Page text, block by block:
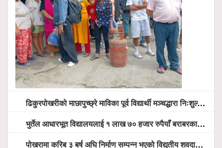
ढिकुरपोखरीको माछापुच्छ्रे माविका पूर्व विद्यार्थी मञ्चद्धारा निःशुल्क आँखा शिविर सञ्चालन, ५ सय जना लाभान्वित
भुर्तेल आधारभूत विद्यालयलाई १ लाख ७० हजार रुपैयाँ बराबरका शैक्षिक सामग्री हस्तान्तरण
पोखरामा करिब ३ बर्ष अघि निर्माण सम्पन्न भएको विद्युतीय शवदाह गृह अझै संचालनमा आउन सकेन, तत्काल संचालन गर्न स्थानियको माग